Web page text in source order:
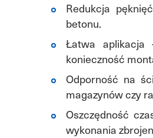
Redukcja
betonu.
Łatwa aplikacja
konieczność
Odporność na
magazynów czy
Oszczędność
wykonania